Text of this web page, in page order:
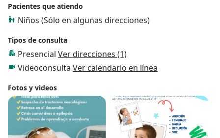
Pacientes que atiendo
Niños (Sólo en algunas direcciones)
Tipos de consulta
Presencial Ver direcciones (1)
Videoconsulta Ver calendario en línea
Fotos y videos